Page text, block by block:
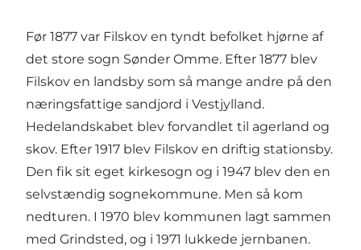
Før 1877 var Filskov en tyndt befolket hjørne af
det store sogn Sønder Omme. Efter 1877 blev
Filskov en landsby som så mange andre på den
næringsfattige sandjord i Vestjylland.
Hedelandskabet blev forvandlet til agerland og
skov. Efter 1917 blev Filskov en driftig stationsby.
Den fik sit eget kirkesogn og i 1947 blev den en
selvstændig sognekommune. Men så kom
nedturen. I 1970 blev kommunen lagt sammen
med Grindsted, og i 1971 lukkede jernbanen.